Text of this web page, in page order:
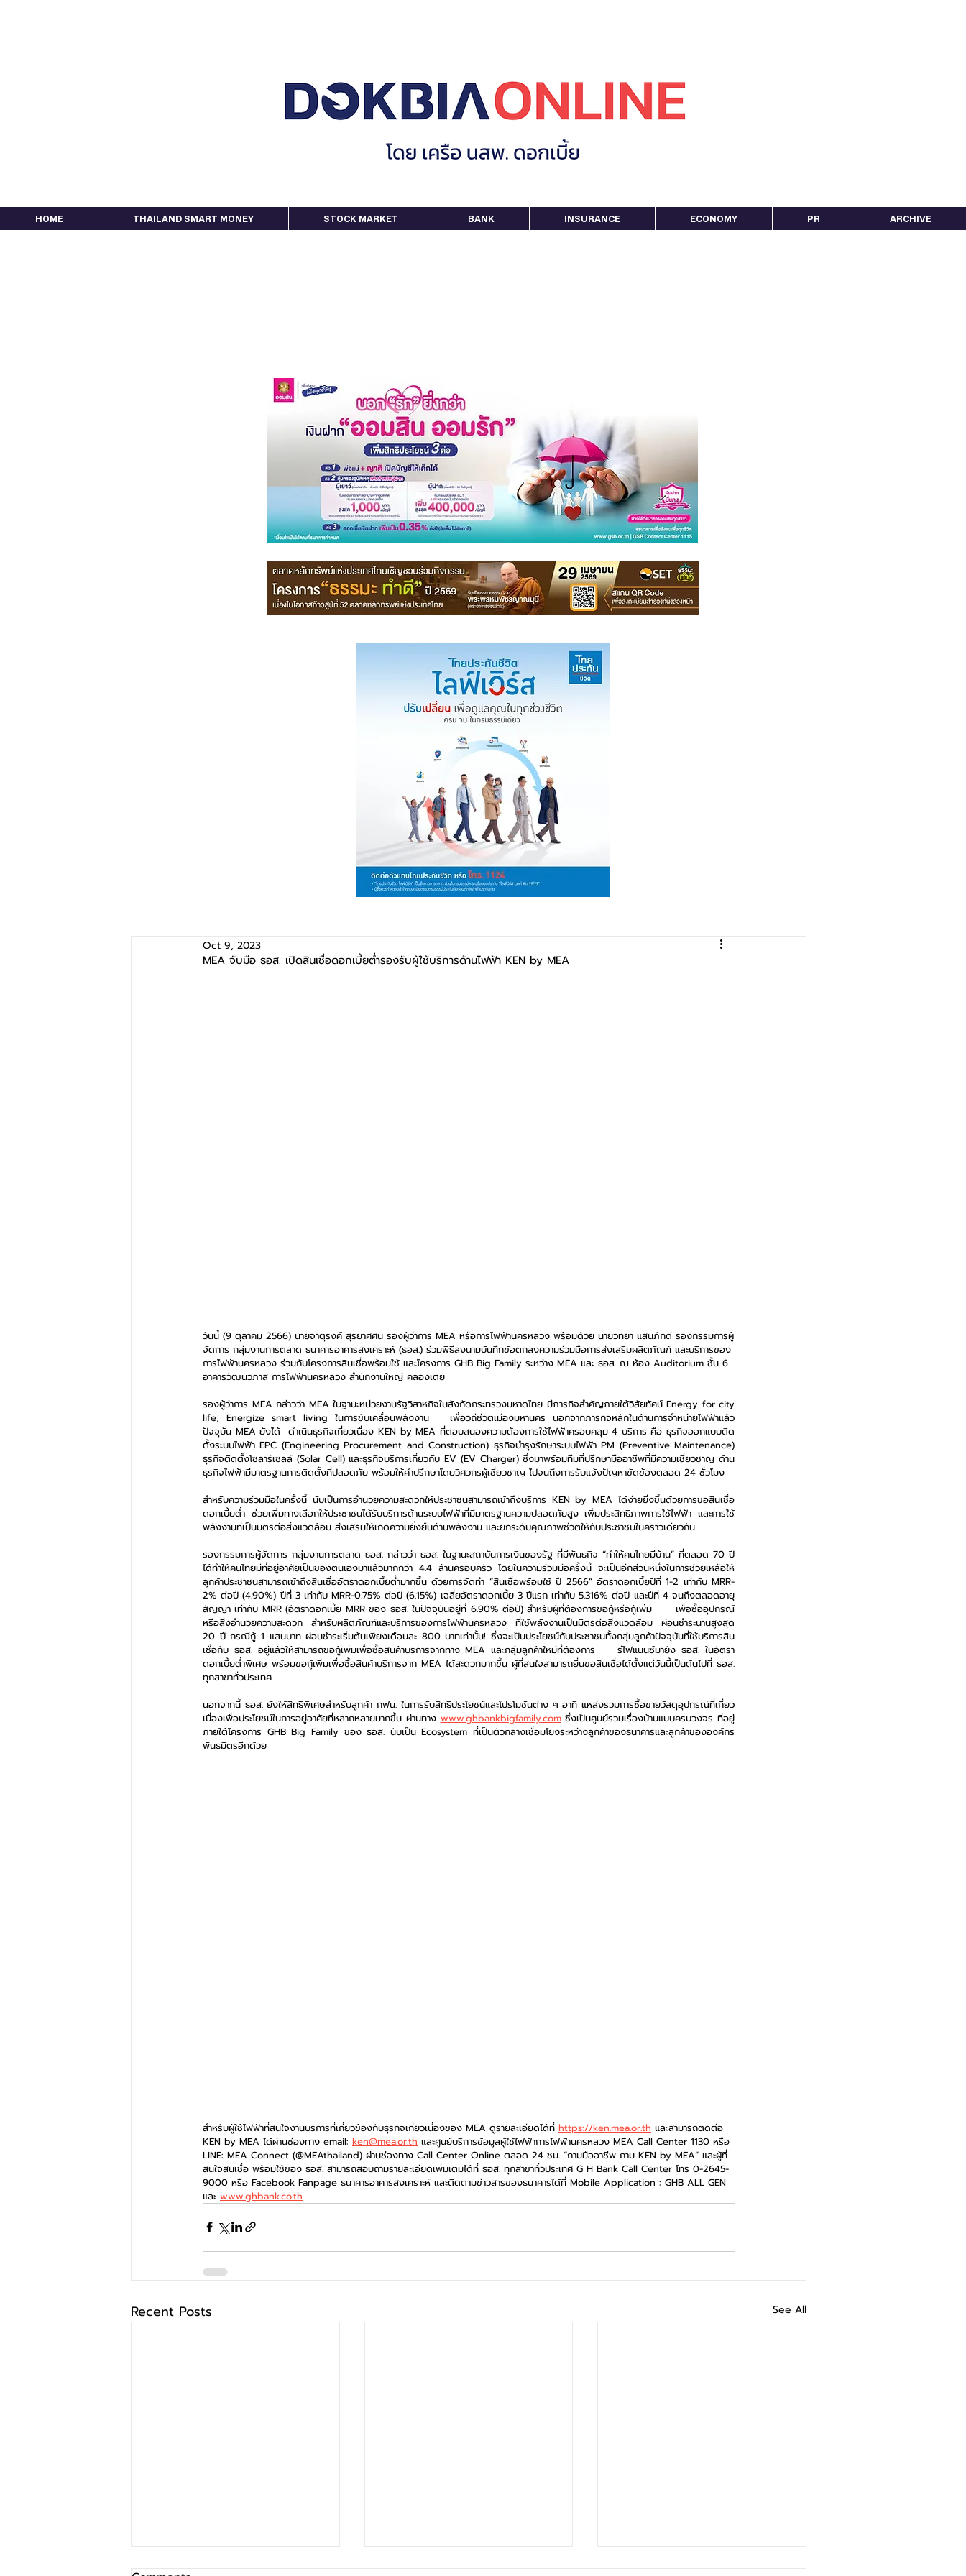
HOME THAILAND SMART MONEY STOCK MARKET BANK INSURANCE ECONOMY PR ARCHIVE
MEA จับมือ ธอส. เปิดสินเชื่อดอกเบี้ยต่ำรองรับผู้ใช้บริการด้านไฟฟ้า KEN by MEA
Oct 9, 2023
วันนี้ (9 ตุลาคม 2566) นายจาตุรงค์ สุริยาศศิน รองผู้ว่าการ MEA หรือการไฟฟ้านครหลวง พร้อมด้วย นายวิทยา แสนภักดี รองกรรมการผู้
จัดการ กลุ่มงานการตลาด ธนาคารอาคารสงเคราะห์ (ธอส.) ร่วมพิธีลงนามบันทึกข้อตกลงความร่วมมือการส่งเสริมผลิตภัณฑ์ และบริการของ
การไฟฟ้านครหลวง ร่วมกับโครงการสินเชื่อพร้อมใช้ และโครงการ GHB Big Family ระหว่าง MEA และ ธอส. ณ ห้อง Auditorium ชั้น 6
อาคารวัฒนวิภาส การไฟฟ้านครหลวง สำนักงานใหญ่ คลองเตย
รองผู้ว่าการ MEA กล่าวว่า MEA ในฐานะหน่วยงานรัฐวิสาหกิจในสังกัดกระทรวงมหาดไทย มีภารกิจสำคัญภายใต้วิสัยทัศน์ Energy for city
life, Energize smart living ในการขับเคลื่อนพลังงาน   เพื่อวิถีชีวิตเมืองมหานคร นอกจากภารกิจหลักในด้านการจำหน่ายไฟฟ้าแล้ว
ปัจจุบัน MEA ยังได้  ดำเนินธุรกิจเกี่ยวเนื่อง KEN by MEA ที่ตอบสนองความต้องการใช้ไฟฟ้าครอบคลุม 4 บริการ คือ ธุรกิจออกแบบติด
ตั้งระบบไฟฟ้า EPC (Engineering Procurement and Construction) ธุรกิจบำรุงรักษาระบบไฟฟ้า PM (Preventive Maintenance)
ธุรกิจติดตั้งโซลาร์เซลล์ (Solar Cell) และธุรกิจบริการเกี่ยวกับ EV (EV Charger) ซึ่งมาพร้อมทีมที่ปรึกษามืออาชีพที่มีความเชี่ยวชาญ ด้าน
ธุรกิจไฟฟ้ามีมาตรฐานการติดตั้งที่ปลอดภัย พร้อมให้คำปรึกษาโดยวิศวกรผู้เชี่ยวชาญ ไปจนถึงการรับแจ้งปัญหาขัดข้องตลอด 24 ชั่วโมง
สำหรับความร่วมมือในครั้งนี้ นับเป็นการอำนวยความสะดวกให้ประชาชนสามารถเข้าถึงบริการ KEN by MEA ได้ง่ายยิ่งขึ้นด้วยการขอสินเชื่อ
ดอกเบี้ยต่ำ ช่วยเพิ่มทางเลือกให้ประชาชนได้รับบริการด้านระบบไฟฟ้าที่มีมาตรฐานความปลอดภัยสูง เพิ่มประสิทธิภาพการใช้ไฟฟ้า และการใช้
พลังงานที่เป็นมิตรต่อสิ่งแวดล้อม ส่งเสริมให้เกิดความยั่งยืนด้านพลังงาน และยกระดับคุณภาพชีวิตให้กับประชาชนในคราวเดียวกัน
รองกรรมการผู้จัดการ กลุ่มงานการตลาด ธอส. กล่าวว่า ธอส. ในฐานะสถาบันการเงินของรัฐ ที่มีพันธกิจ “ทำให้คนไทยมีบ้าน” ที่ตลอด 70 ปี
ได้ทำให้คนไทยมีที่อยู่อาศัยเป็นของตนเองมาแล้วมากกว่า 4.4 ล้านครอบครัว โดยในความร่วมมือครั้งนี้ จะเป็นอีกส่วนหนึ่งในการช่วยเหลือให้
ลูกค้าประชาชนสามารถเข้าถึงสินเชื่ออัตราดอกเบี้ยต่ำมากขึ้น ด้วยการจัดทำ “สินเชื่อพร้อมใช้ ปี 2566” อัตราดอกเบี้ยปีที่ 1-2 เท่ากับ MRR-
2% ต่อปี (4.90%) ปีที่ 3 เท่ากับ MRR-0.75% ต่อปี (6.15%) เฉลี่ยอัตราดอกเบี้ย 3 ปีแรก เท่ากับ 5.316% ต่อปี และปีที่ 4 จนถึงตลอดอายุ
สัญญา เท่ากับ MRR (อัตราดอกเบี้ย MRR ของ ธอส. ในปัจจุบันอยู่ที่ 6.90% ต่อปี) สำหรับผู้ที่ต้องการขอกู้หรือกู้เพิ่ม      เพื่อซื้ออุปกรณ์
หรือสิ่งอำนวยความสะดวก สำหรับผลิตภัณฑ์และบริการของการไฟฟ้านครหลวง ที่ใช้พลังงานเป็นมิตรต่อสิ่งแวดล้อม ผ่อนชำระนานสูงสุด
20 ปี กรณีกู้ 1 แสนบาท ผ่อนชำระเริ่มต้นเพียงเดือนละ 800 บาทเท่านั้น! ซึ่งจะเป็นประโยชน์กับประชาชนทั้งกลุ่มลูกค้าปัจจุบันที่ใช้บริการสิน
เชื่อกับ ธอส. อยู่แล้วให้สามารถขอกู้เพิ่มเพื่อซื้อสินค้าบริการจากทาง MEA และกลุ่มลูกค้าใหม่ที่ต้องการ    รีไฟแนนซ์มายัง ธอส. ในอัตรา
ดอกเบี้ยต่ำพิเศษ พร้อมขอกู้เพิ่มเพื่อซื้อสินค้าบริการจาก MEA ได้สะดวกมากขึ้น ผู้ที่สนใจสามารถยื่นขอสินเชื่อได้ตั้งแต่วันนี้เป็นต้นไปที่ ธอส.
ทุกสาขาทั่วประเทศ
นอกจากนี้ ธอส. ยังให้สิทธิพิเศษสำหรับลูกค้า กฟน. ในการรับสิทธิประโยชน์และโปรโมชันต่าง ๆ อาทิ แหล่งรวมการซื้อขายวัสดุอุปกรณ์ที่เกี่ยว
เนื่องเพื่อประโยชน์ในการอยู่อาศัยที่หลากหลายมากขึ้น ผ่านทาง www.ghbankbigfamily.com ซึ่งเป็นศูนย์รวมเรื่องบ้านแบบครบวงจร ที่อยู่
ภายใต้โครงการ GHB Big Family ของ ธอส. นับเป็น Ecosystem ที่เป็นตัวกลางเชื่อมโยงระหว่างลูกค้าของธนาคารและลูกค้าขององค์กร
พันธมิตรอีกด้วย
สําหรับผู้ใช้ไฟฟ้าที่สนใจงานบริการที่เกี่ยวข้องกับธุรกิจเกี่ยวเนื่องของ MEA ดูรายละเอียดได้ที่ https://ken.mea.or.th และสามารถติดต่อ
KEN by MEA ได้ผ่านช่องทาง email: ken@mea.or.th และศูนย์บริการข้อมูลผู้ใช้ไฟฟ้าการไฟฟ้านครหลวง MEA Call Center 1130 หรือ
LINE: MEA Connect (@MEAthailand) ผ่านช่องทาง Call Center Online ตลอด 24 ชม. “ถามมืออาชีพ ถาม KEN by MEA” และผู้ที่
สนใจสินเชื่อ พร้อมใช้ของ ธอส. สามารถสอบถามรายละเอียดเพิ่มเติมได้ที่ ธอส. ทุกสาขาทั่วประเทศ G H Bank Call Center โทร 0-2645-
9000 หรือ Facebook Fanpage ธนาคารอาคารสงเคราะห์ และติดตามข่าวสารของธนาคารได้ที่ Mobile Application : GHB ALL GEN
และ www.ghbank.co.th
Recent Posts See All